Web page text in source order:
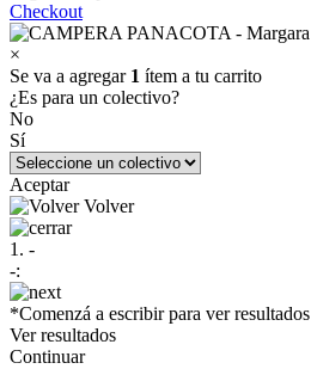
Checkout
×
Se va a agregar 1 ítem a tu carrito
¿Es para un colectivo?
No
Sí
Aceptar
Volver
1. -
-:
*Comenzá a escribir para ver resultados
Ver resultados
Continuar